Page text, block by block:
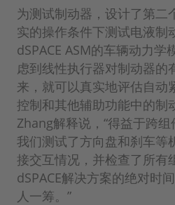
为测试制动器，设计了第二
实的操作条件下测试电液制
dSPACE ASM的车辆动力
虑到线性执行器对制动器的
来，就可以真实地评估自动
控制和其他辅助功能中的制
Zhang解释说，“得益于跨组
我们测试了方向盘和刹车等
接交互情况，并检查了所有
dSPACE解决方案的绝对时
人一筹。”